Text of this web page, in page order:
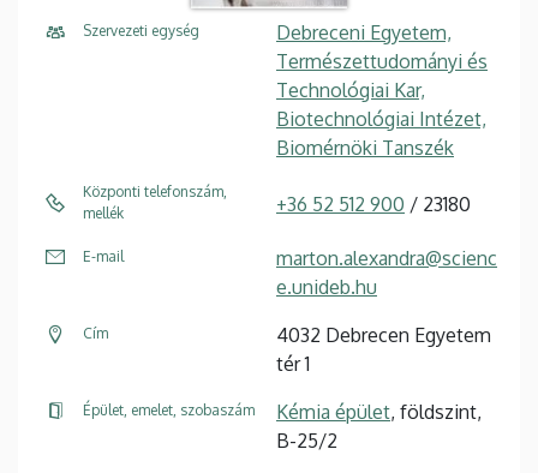
Szervezeti egység
Debreceni Egyetem,
Természettudományi és
Technológiai Kar,
Biotechnológiai Intézet,
Biomérnöki Tanszék
Központi telefonszám,
mellék
+36 52 512 900 / 23180
E-mail
marton.alexandra@scienc
e.unideb.hu
Cím
4032 Debrecen Egyetem
tér 1
Épület, emelet, szobaszám Kémia épület, földszint,
B-25/2